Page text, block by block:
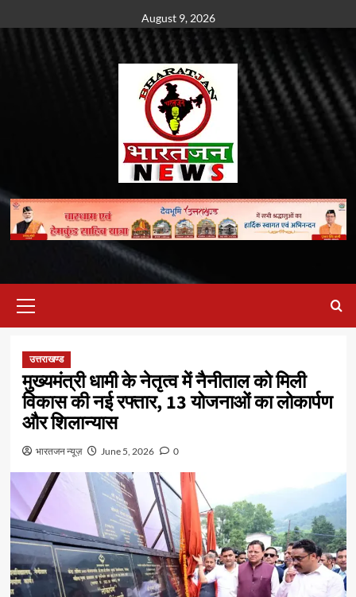
to
August 9, 2026
Menu
उत्तराखण्ड
मुख्यमंत्री धामी के नेतृत्व में नैनीताल को मिली
विकास की नई रफ्तार, 13 योजनाओं का लोकार्पण
और शिलान्यास
भारतजन न्यूज़ June 5, 2026 0